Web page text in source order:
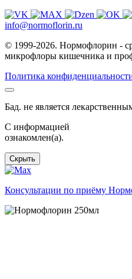
info@normoflorin.ru
© 1999-2026. Нормофлорин -
микрофлоры кишечника и
Политика
Бад. не является
C информацией
ознакомлен(а).
Скрыть
Консультации по приёму